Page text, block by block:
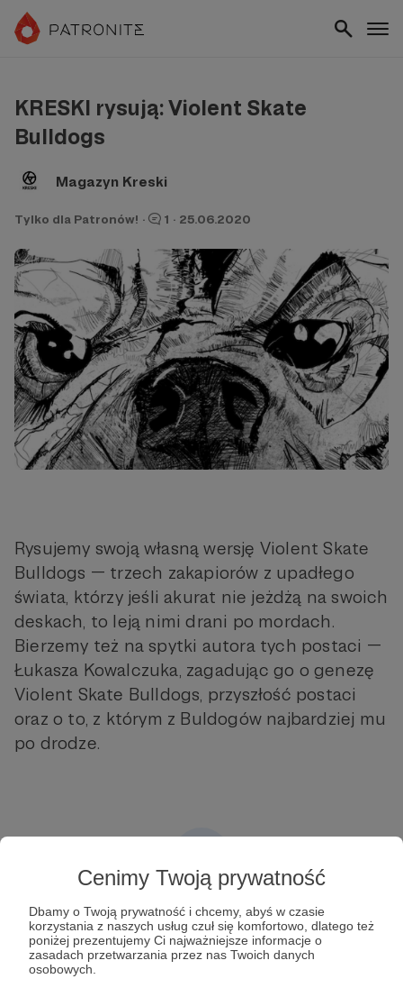
Cenimy Twoją prywatność
Dbamy o Twoją prywatność i chcemy, abyś w czasie
korzystania z naszych usług czuł się komfortowo, dlatego też
poniżej prezentujemy Ci najważniejsze informacje o
zasadach przetwarzania przez nas Twoich danych
osobowych.
KRESKI rysują: Violent Skate
Bulldogs
Magazyn Kreski
Tylko dla Patronów! · 1 · 25.06.2020
Rysujemy swoją własną wersję Violent Skate
Bulldogs — trzech zakapiorów z upadłego
świata, którzy jeśli akurat nie jeżdżą na swoich
deskach, to leją nimi drani po mordach.
Bierzemy też na spytki autora tych postaci —
Łukasza Kowalczuka, zagadując go o genezę
Violent Skate Bulldogs, przyszłość postaci
oraz o to, z którym z Buldogów najbardziej mu
po drodze.
Post dostępny tylko dla Patronów
Aby zobaczyć ten materiał musisz być zalogowany